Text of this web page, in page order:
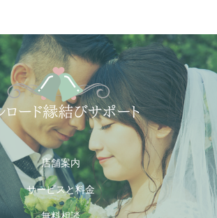
店舗案内
サービスと料金